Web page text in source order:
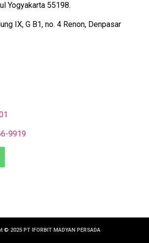
Yogyakarta 55198.
IX, G B1, no. 4 Renon, Denpasar
9919
© 2025 PT IFORBIT MADYAN PERSADA